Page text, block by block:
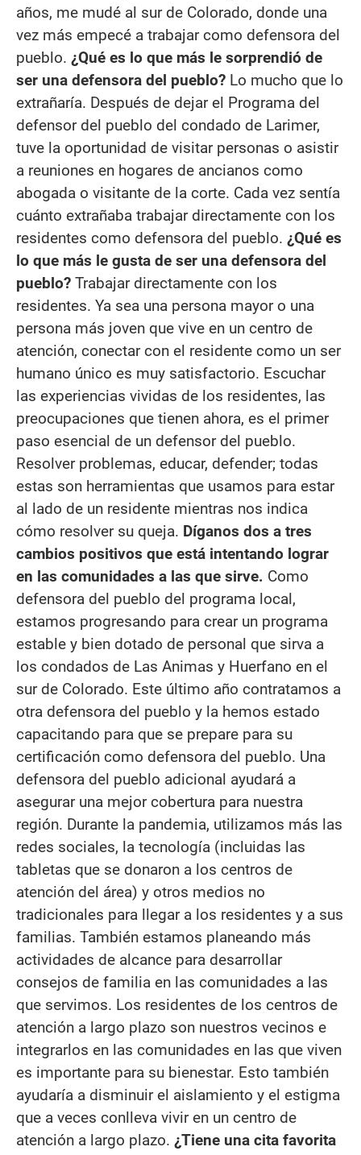
años, me mudé al sur de Colorado, donde una
vez más empecé a trabajar como defensora del
pueblo. ¿Qué es lo que más le sorprendió de
ser una defensora del pueblo? Lo mucho que lo
extrañaría. Después de dejar el Programa del
defensor del pueblo del condado de Larimer,
tuve la oportunidad de visitar personas o asistir
a reuniones en hogares de ancianos como
abogada o visitante de la corte. Cada vez sentía
cuánto extrañaba trabajar directamente con los
residentes como defensora del pueblo. ¿Qué es
lo que más le gusta de ser una defensora del
pueblo? Trabajar directamente con los
residentes. Ya sea una persona mayor o una
persona más joven que vive en un centro de
atención, conectar con el residente como un ser
humano único es muy satisfactorio. Escuchar
las experiencias vividas de los residentes, las
preocupaciones que tienen ahora, es el primer
paso esencial de un defensor del pueblo.
Resolver problemas, educar, defender; todas
estas son herramientas que usamos para estar
al lado de un residente mientras nos indica
cómo resolver su queja. Díganos dos a tres
cambios positivos que está intentando lograr
en las comunidades a las que sirve. Como
defensora del pueblo del programa local,
estamos progresando para crear un programa
estable y bien dotado de personal que sirva a
los condados de Las Animas y Huerfano en el
sur de Colorado. Este último año contratamos a
otra defensora del pueblo y la hemos estado
capacitando para que se prepare para su
certificación como defensora del pueblo. Una
defensora del pueblo adicional ayudará a
asegurar una mejor cobertura para nuestra
región. Durante la pandemia, utilizamos más las
redes sociales, la tecnología (incluidas las
tabletas que se donaron a los centros de
atención del área) y otros medios no
tradicionales para llegar a los residentes y a sus
familias. También estamos planeando más
actividades de alcance para desarrollar
consejos de familia en las comunidades a las
que servimos. Los residentes de los centros de
atención a largo plazo son nuestros vecinos e
integrarlos en las comunidades en las que viven
es importante para su bienestar. Esto también
ayudaría a disminuir el aislamiento y el estigma
que a veces conlleva vivir en un centro de
atención a largo plazo. ¿Tiene una cita favorita